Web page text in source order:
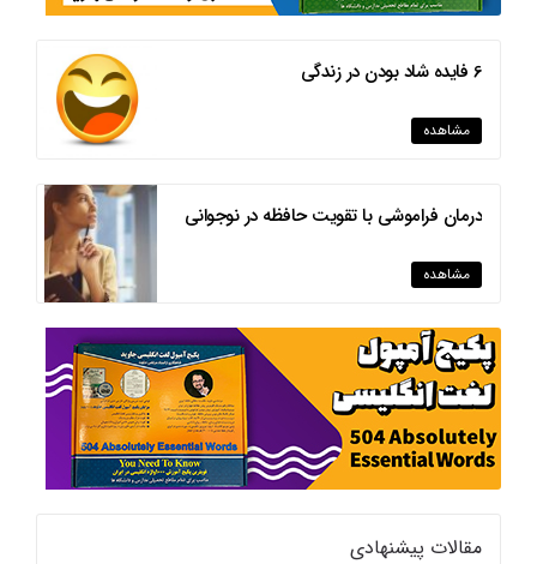
6 فایده شاد بودن در زندگی
مشاهده
درمان فراموشی با تقویت حافظه در نوجوانی
مشاهده
مقالات پیشنهادی